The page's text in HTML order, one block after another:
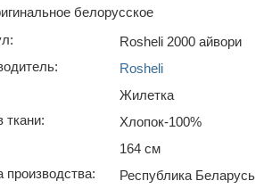
белорусское
Rosheli 2000 айвори
Rosheli
Жилетка
ткани:
Хлопок-100%
164 см
производства:
Республика Беларусь